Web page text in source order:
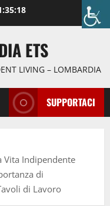
ETS
LIVING – LOMBARDIA
SUPPORTACI
Vita Indipendente
di
di Lavoro